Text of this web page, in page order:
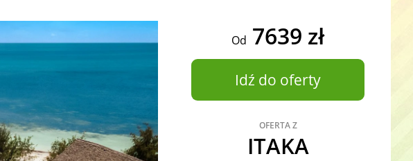
Od 7639 zł
Idź do oferty
OFERTA Z
ITAKA